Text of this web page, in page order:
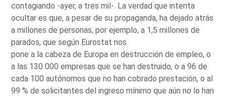
contagiando -ayer, a tres mil-. La verdad que intenta
ocultar es que, a pesar de su propaganda, ha dejado atrás
a millones de personas, por ejemplo, a 1,5 millones de
parados, que según Eurostat nos
pone a la cabeza de Europa en destrucción de empleo, o
a las 130 000 empresas que se han destruido, o a 96 de
cada 100 autónomos que no han cobrado prestación, o al
99 % de solicitantes del ingreso mínimo que aún no lo han